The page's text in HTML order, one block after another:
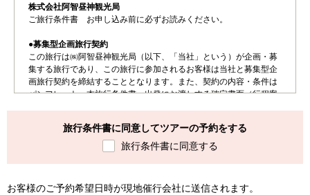
株式会社阿智昼神観光局
ご旅行条件書 お申し込み前に必ずお読みください。
●募集型企画旅行契約
この旅行は㈱阿智昼神観光局（以下、「当社」という）が企画・募
集する旅行であり、この旅行に参加されるお客様は当社と募集型企
画旅行契約を締結することとなります。また、契約の内容・条件は
パンフレット、本旅行条件書、出発にお渡しする確定書面（行程案
●お申し込み手続き
ご出発日が決まりましたら当社0265-43-3001へお電話いただだく
旅行条件書に同意してツアーの予約をする
旅行条件書に同意する
お客様のご予約希望日時が現地催行会社に送信されます。